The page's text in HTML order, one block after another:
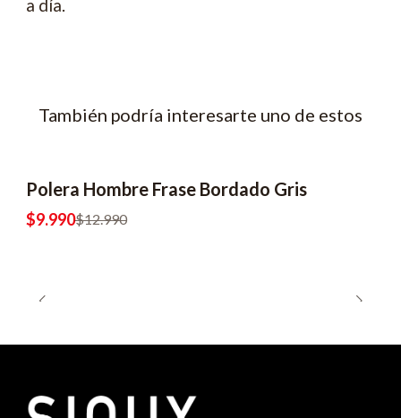
a día.
También podría interesarte uno de estos
Polera Hombre Frase Bordado Gris
$9.990$12.990